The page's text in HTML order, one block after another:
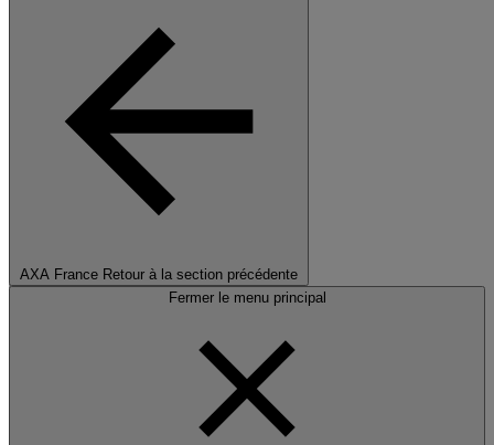
AXA France Retour à la section précédente
Fermer le menu principal